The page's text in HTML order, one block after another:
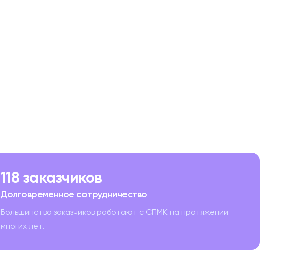
118 заказчиков
Долговременное сотрудничество
Большинство заказчиков работают с СПМК на протяжении
многих лет.